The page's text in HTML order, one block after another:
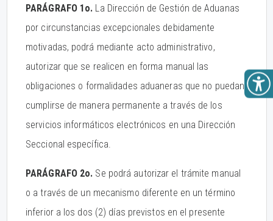
PARÁGRAFO 1o. La Dirección de Gestión de Aduanas
por circunstancias excepcionales debidamente
motivadas, podrá mediante acto administrativo,
autorizar que se realicen en forma manual las
obligaciones o formalidades aduaneras que no puedan
cumplirse de manera permanente a través de los
servicios informáticos electrónicos en una Dirección
Seccional específica.
PARÁGRAFO 2o. Se podrá autorizar el trámite manual
o a través de un mecanismo diferente en un término
inferior a los dos (2) días previstos en el presente